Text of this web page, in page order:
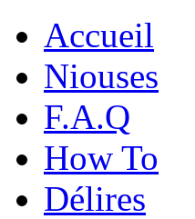
Accueil
Niouses
F.A.Q
How To
Délires